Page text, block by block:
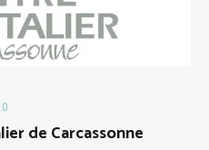
de Carcassonne